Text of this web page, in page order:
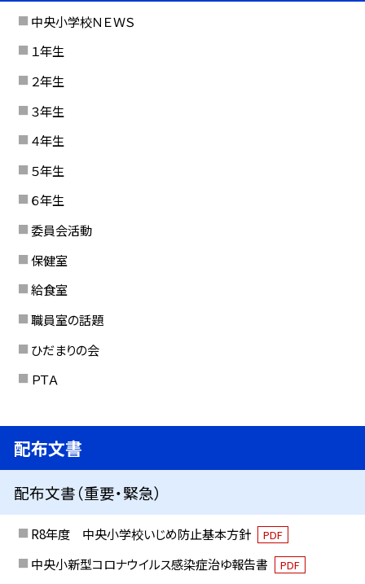
中央小学校ＮＥＷＳ
１年生
２年生
３年生
４年生
５年生
６年生
委員会活動
保健室
給食室
職員室の話題
ひだまりの会
ＰＴＡ
配布文書
配布文書（重要・緊急）
R8年度 中央小学校いじめ防止基本方針 PDF
中央小新型コロナウイルス感染症治ゆ報告書 PDF